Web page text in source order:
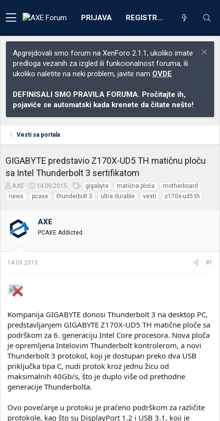
PRIJAVA REGISTRACIJA
Apgrejdovali smo forum na XenForo 2.1.1, ukoliko imate
predloga vezanih za izgled ili funkcionalnost foruma, ili
ukoliko naletite na neki problem, javite nam OVDE
DEFINISALI SMO PRAVILA FORUMA. Pročitajte ih,
pojaviće se automatski kada krenete da čitate nešto!
Vesti sa portala
GIGABYTE predstavio Z170X-UD5 TH matičnu ploču
sa Intel Thunderbolt 3 sertifikatom
Z
a
č
t
n
e
e
AXE
D
a
t
m
p
e
14.09.2015.
z
n
e
gigabyte matična ploča
motherboard
news
pcaxe thunderbolt 3 ultra durable vesti z170x-ud5 th
AXE
PCAXE Addicted
14.09.2015. #1
Kompanija GIGABYTE donosi Thunderbolt 3 na desktop PC,
predstavljanjem GIGABYTE Z170X-UD5 TH matične ploče sa
podrškom za 6. generaciju Intel Core procesora. Nova ploča
je opremljena Intelovim Thunderbolt kontrolerom, a novi
Thunderbolt 3 protokol, koji je dostupan preko dva USB
priključka tipa C, nudi protok kroz jednu žicu od
maksimalnih 40Gb/s, što je duplo više od prethodne
generacije Thunderbolta.
Ovo povećanje u protoku je praćeno podrškom za različite
protokole, kao što su DisplayPort 1.2 i USB 3.1, koji je